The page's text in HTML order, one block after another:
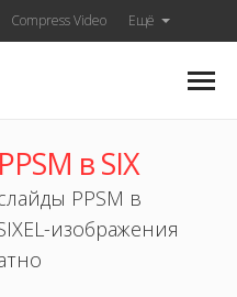
Compress Video Ещё
в SIX
PPSM в
изображения